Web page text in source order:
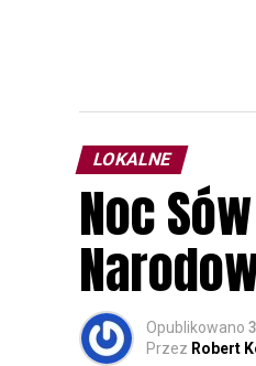
LOKALNE
Noc
Opublikowano
Przez Robert